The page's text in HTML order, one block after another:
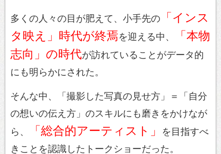
多くの人々の目が肥えて、小手先の
「インス
タ映え」時代が終焉を迎える中、
「本物
志向」の時代が訪れていることがデータ的
にも明らかにされた。
そんな中、「撮影した写真の見せ方」＝「自分
の想いの伝え方」のスキルにも磨きをかけなが
ら、
「総合的アーティスト」
を目指すべ
きことを認識したトークショーだった。